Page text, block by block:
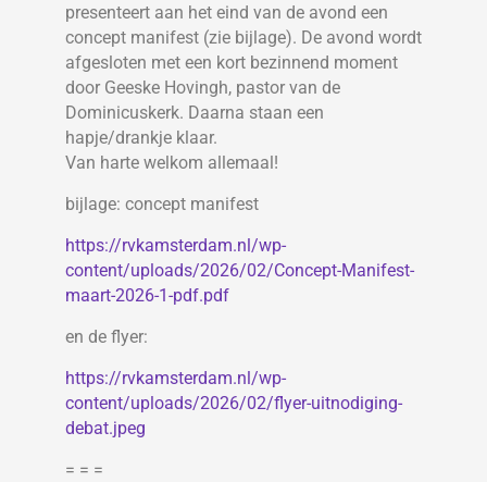
presenteert aan het eind van de avond een
concept manifest (zie bijlage). De avond wordt
afgesloten met een kort bezinnend moment
door Geeske Hovingh, pastor van de
Dominicuskerk. Daarna staan een
hapje/drankje klaar.
Van harte welkom allemaal!
bijlage: concept manifest
https://rvkamsterdam.nl/wp-
content/uploads/2026/02/Concept-Manifest-
maart-2026-1-pdf.pdf
en de flyer:
https://rvkamsterdam.nl/wp-
content/uploads/2026/02/flyer-uitnodiging-
debat.jpeg
= = =